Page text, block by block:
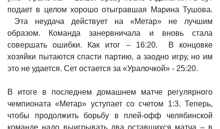
подает в целом хорошо отыгравшая Марина Тушова.
Эта неудача действует на «Метар» не лучшим
образом. Команда занервничала и вновь стала
совершать ошибки. Как итог – 16:20. В концовке
хозяйки пытаются спасти партию, а заодно игру, но им
это не удается. Сет остается за «Уралочкой» - 25:20.
В итоге в последнем домашнем матче регулярного
чемпионата «Метар» уступает со счетом 1:3. Теперь,
чтобы продолжить борьбу в плей-офф челябинской
команде надо выигрывать два оставшихся матча – в